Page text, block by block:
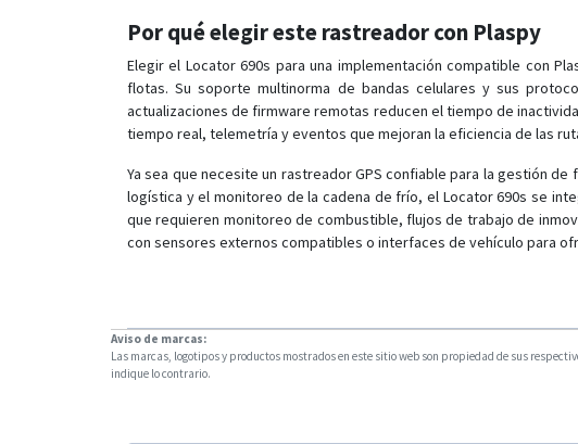
Por qué elegir este rastreador con Plaspy
Elegir el Locator 690s para una implementación compatible con
flotas. Su soporte multinorma de bandas celulares y sus
actualizaciones de firmware remotas reducen el tiempo de
tiempo real, telemetría y eventos que mejoran la eficiencia de las
Ya sea que necesite un rastreador GPS confiable para la gestión
logística y el monitoreo de la cadena de frío, el Locator 690s se
que requieren monitoreo de combustible, flujos de trabajo de
con sensores externos compatibles o interfaces de vehículo para
Aviso de marcas:
Las marcas, logotipos y productos mostrados en este sitio web son propiedad de sus
indique lo contrario.